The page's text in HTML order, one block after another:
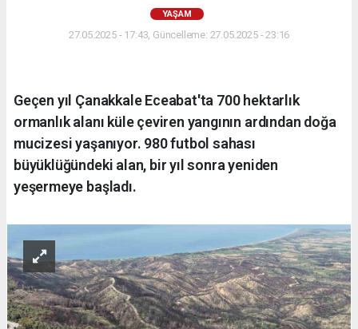
YAŞAM
27.05.2025 - 17:43, Güncelleme: 27.05.2025 - 23:16
Geçen yıl Çanakkale Eceabat'ta 700 hektarlık
ormanlık alanı küle çeviren yangının ardından doğa
mucizesi yaşanıyor. 980 futbol sahası
büyüklüğündeki alan, bir yıl sonra yeniden
yeşermeye başladı.